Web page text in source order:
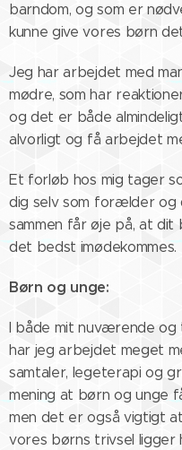
barndom, og som er
kunne give vores børn
Jeg har arbejdet med
mødre, som har
og det er både
alvorligt og få arbejdet
Et forløb hos mig tager
dig selv som forælder og
sammen får øje på, at
det bedst imødekommes.
Børn og unge:
I både mit nuværende og
har jeg arbejdet meget
samtaler, legeterapi og
mening at børn og unge
men det er også vigtigt
vores børns trivsel ligger